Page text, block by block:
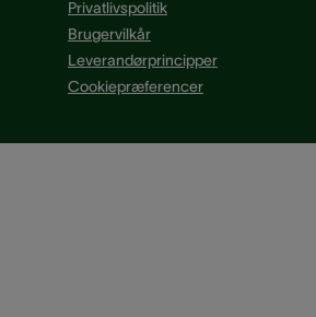
Privatlivspolitik
Brugervilkår
Leverandørprincipper
Cookiepræferencer